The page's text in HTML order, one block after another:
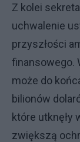
Z kolei
uchwalenie
przyszłości
finansowego.
może do
bilionów
które utknęły
zwiększą